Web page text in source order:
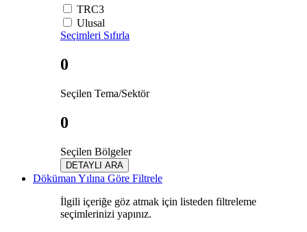
TRC3
Ulusal
Seçimleri Sıfırla
0
Seçilen Tema/Sektör
0
Seçilen Bölgeler
DETAYLI ARA
Döküman Yılına Göre Filtrele
İlgili içeriğe göz atmak için listeden filtreleme
seçimlerinizi yapınız.